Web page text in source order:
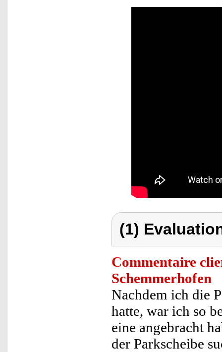
(1)
Commentaire
Schemmerhofen
Nachdem ich die
hatte, war ich so
eine angebracht
der Parkscheibe